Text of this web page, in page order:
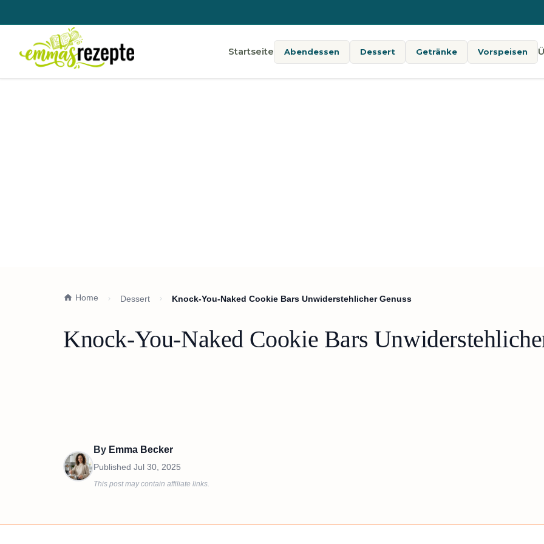
Startseite Abendessen Dessert Getränke Vorspeisen
Home Dessert Knock-You-Naked Cookie Bars Unwiderstehlicher Genuss
Knock-You-Naked Cookie Bars
By Emma Becker
Published Jul 30, 2025
This post may contain affiliate links.